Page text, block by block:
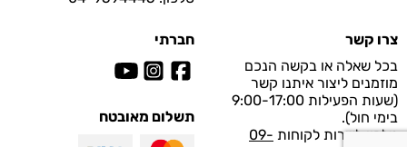
צרו קשר
בכל שאלה או בקשה הנכם
מוזמנים ליצור איתנו קשר
(שעות הפעילות 9:00-17:00
בימי חול).
טלפון לשרות לקוחות 09-
חברתי
תשלום מאובטח